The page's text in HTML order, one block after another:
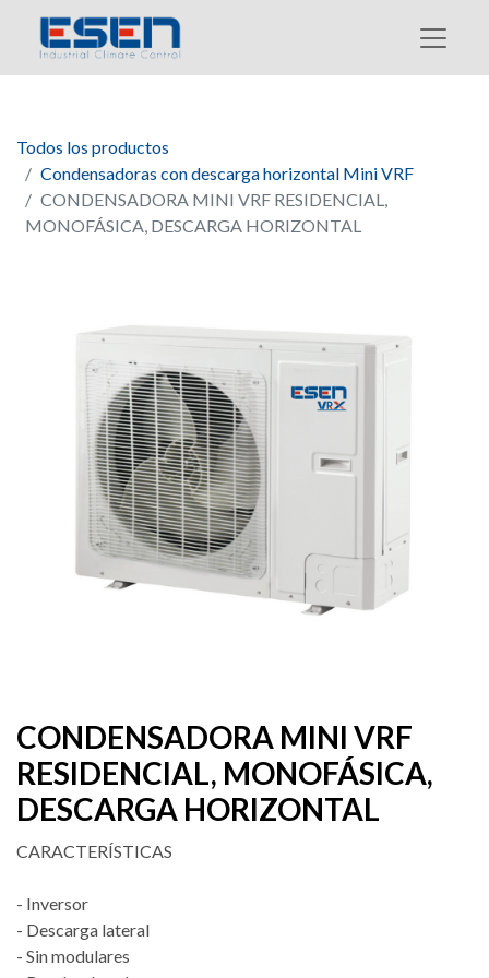
Todos los productos
Condensadoras con descarga horizontal Mini VRF
CONDENSADORA MINI VRF RESIDENCIAL,
MONOFÁSICA, DESCARGA HORIZONTAL
CONDENSADORA MINI VRF
RESIDENCIAL, MONOFÁSICA,
DESCARGA HORIZONTAL
CARACTERÍSTICAS
- Inversor
- Descarga lateral
- Sin modulares